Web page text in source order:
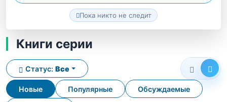
Пока никто не следит
Книги серии
Новые Популярные Обсуждаемые
Статус: Все